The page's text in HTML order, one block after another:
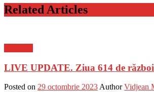
Related Articles
LIVE UPDATE. Ziua 614 de
Posted on 29 octombrie 2023 Author Vidjean